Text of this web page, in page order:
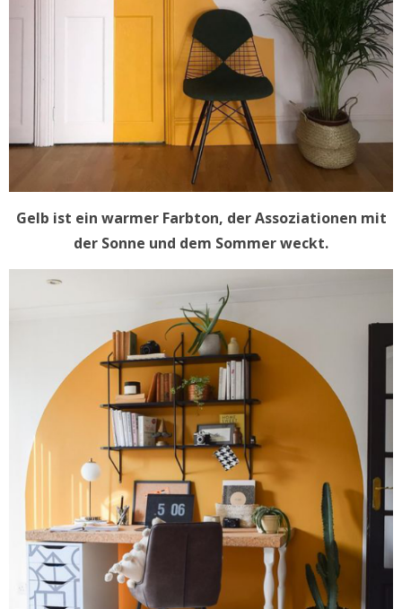
Gelb ist ein warmer Farbton, der Assoziationen mit
der Sonne und dem Sommer weckt.